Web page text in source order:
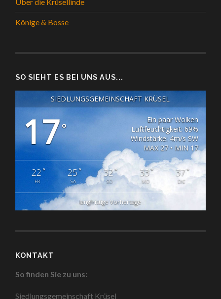
Könige & Bosse
SO SIEHT ES BEI UNS AUS...
SIEDLUNGSGEMEINSCHAFT KRÜSEL
17°
Ein paar Wolken
Luftfeuchtigkeit: 69%
Windstärke: 4m/s SW
MAX 27 • MIN 17
22 °
FR
25°
SA
32°
SO
33°
MO
37°
DIE
langfristige Vorhersage
KONTAKT
So finden Sie zu uns:
Siedlungsgemeinschaft Krüsel